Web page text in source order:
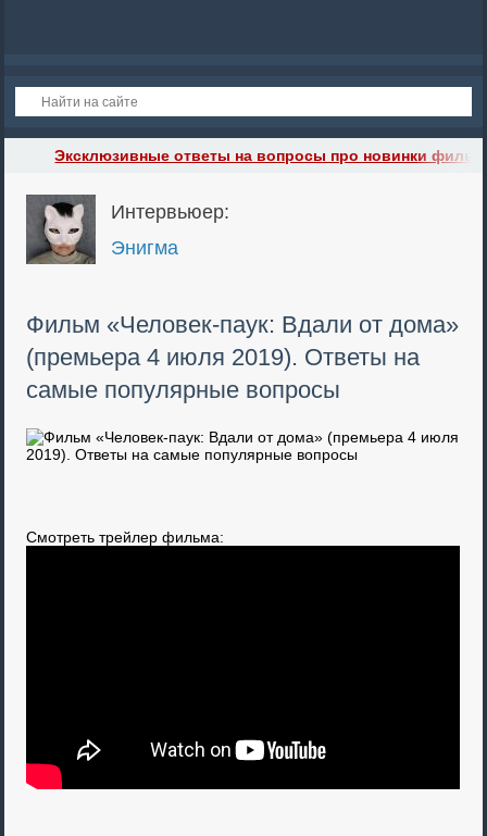
Эксклюзивные ответы на вопросы про новинки
Интервьюер:
Энигма
Фильм «Человек-паук: Вдали от дома»
(премьера 4 июля 2019). Ответы на
самые популярные вопросы
Смотреть трейлер фильма: